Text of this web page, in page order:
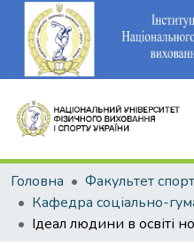
Головна